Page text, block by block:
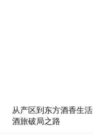
从产区到东方酒香生
酒旅破局之路